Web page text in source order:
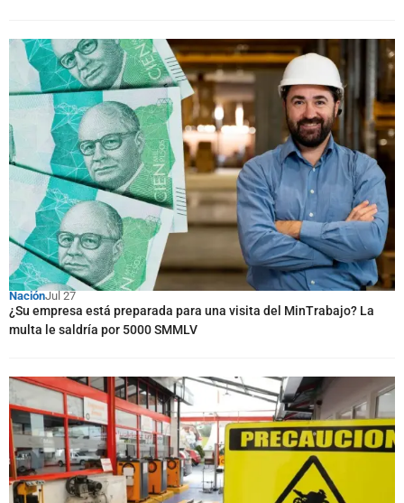
NaciónJul 27
¿Su empresa está preparada para una visita del MinTrabajo? La
multa le saldría por 5000 SMMLV